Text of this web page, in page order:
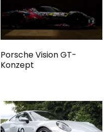
Porsche Vision GT-
Konzept